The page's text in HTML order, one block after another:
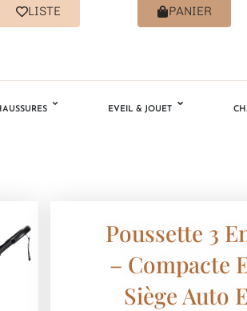
LISTE PANIER
EVEIL & JOUET
Poussette 3
– Compacte
Siège Auto